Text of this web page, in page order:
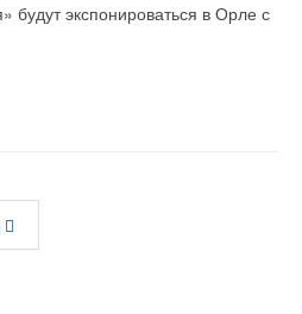
экспонироваться в Орле с